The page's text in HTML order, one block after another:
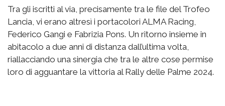
Tra gli iscritti al via, precisamente tra le file del Trofeo
Lancia, vi erano altresì i portacolori ALMA Racing,
Federico Gangi e Fabrizia Pons. Un ritorno insieme in
abitacolo a due anni di distanza dall’ultima volta,
riallacciando una sinergia che tra le altre cose permise
loro di agguantare la vittoria al Rally delle Palme 2024.